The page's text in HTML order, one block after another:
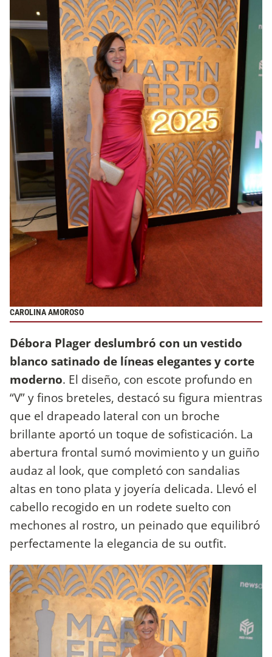
CAROLINA AMOROSO
Débora Plager deslumbró con un vestido
blanco satinado de líneas elegantes y corte
moderno. El diseño, con escote profundo en
“V” y finos breteles, destacó su figura mientras
que el drapeado lateral con un broche
brillante aportó un toque de sofisticación. La
abertura frontal sumó movimiento y un guiño
audaz al look, que completó con sandalias
altas en tono plata y joyería delicada. Llevó el
cabello recogido en un rodete suelto con
mechones al rostro, un peinado que equilibró
perfectamente la elegancia de su outfit.